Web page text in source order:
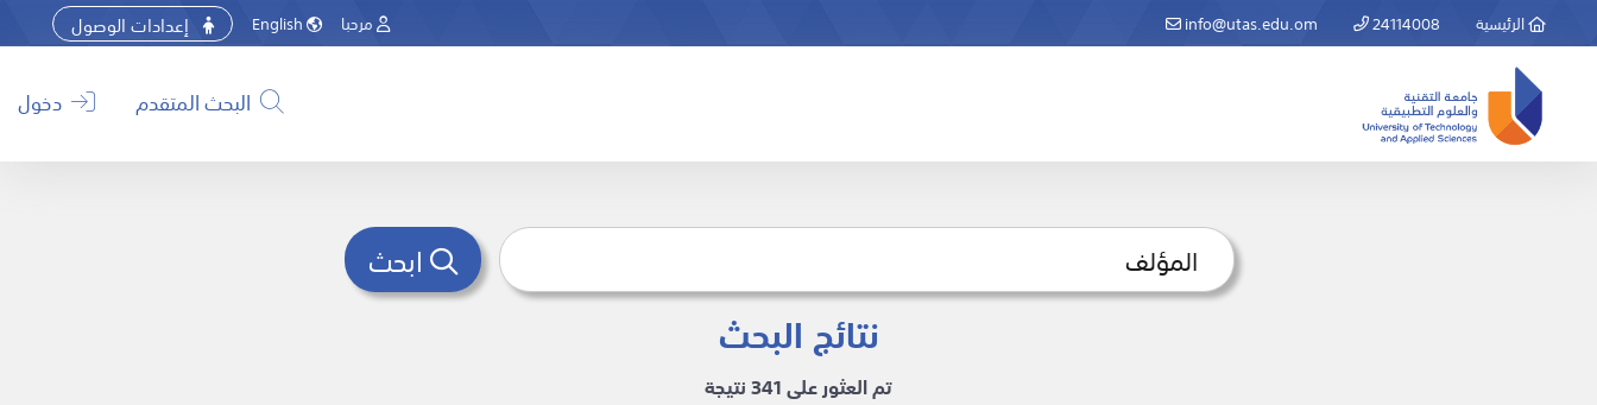
الرئيسية 24114008
info@utas.edu.om إعدادات الوصول مرحبا
البحث المتقدم دخول
نتائج البحث
تم العثور على 341 نتيجة